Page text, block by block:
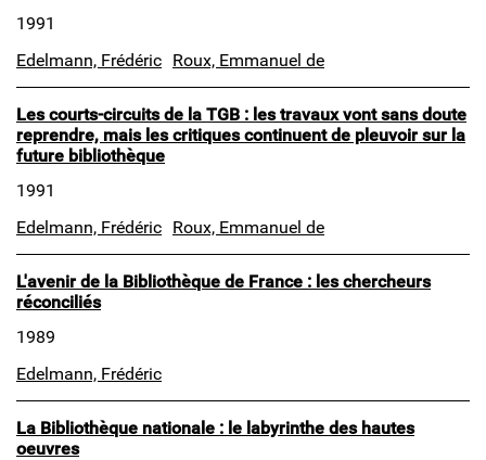
1991
Edelmann, Frédéric Roux, Emmanuel de
Les courts-circuits de la TGB : les travaux vont sans doute
reprendre, mais les critiques continuent de pleuvoir sur la
future bibliothèque
1991
Edelmann, Frédéric Roux, Emmanuel de
L'avenir de la Bibliothèque de France : les chercheurs
réconciliés
1989
Edelmann, Frédéric
La Bibliothèque nationale : le labyrinthe des hautes
oeuvres